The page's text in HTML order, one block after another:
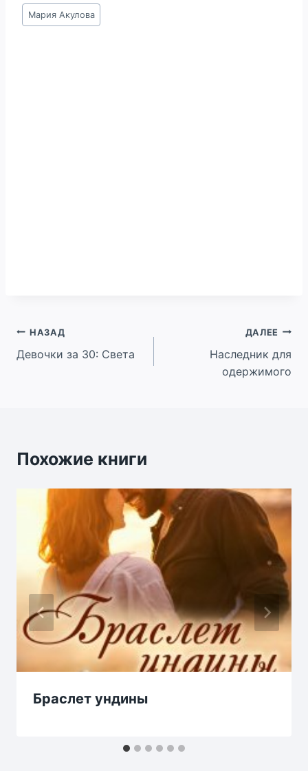
Метки
записи:
Мария Акулова
Навигация
по
НАЗАД
Девочки за 30: Света
ДАЛЕЕ
Наследник для
одержимого
Похожие книги
Браслет ундины